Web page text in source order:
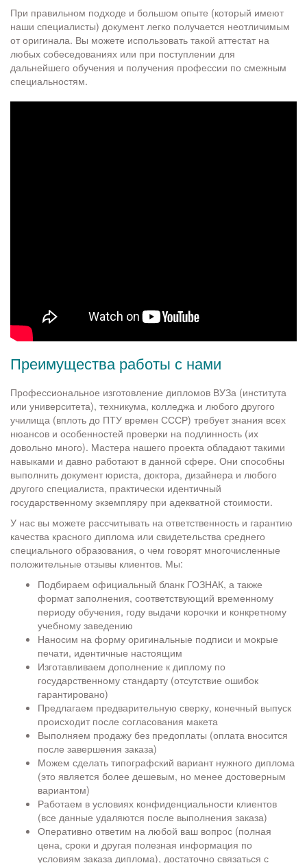
При правильном подходе и большом опыте (который имеют
наши специалисты) документ легко получается неотличимым
от оригинала. Вы можете использовать такой аттестат на
любых собеседованиях или при поступлении для
дальнейшего обучения и получения профессии по смежным
специальностям.
Преимущества работы с нами
Профессиональное изготовление дипломов ВУЗа (института
или университета), техникума, колледжа и любого другого
училища (вплоть до ПТУ времен СССР) требует знания всех
нюансов и особенностей проверки на подлинность (их
довольно много). Мастера нашего проекта обладают такими
навыками и давно работают в данной сфере. Они способны
выполнить документ юриста, доктора, дизайнера и любого
другого специалиста, практически идентичный
государственному экземпляру при адекватной стоимости.
У нас вы можете рассчитывать на ответственность и гарантию
качества красного диплома или свидетельства среднего
специального образования, о чем говорят многочисленные
положительные отзывы клиентов. Мы:
Подбираем официальный бланк ГОЗНАК, а также
формат заполнения, соответствующий временному
периоду обучения, году выдачи корочки и конкретному
учебному заведению
Наносим на форму оригинальные подписи и мокрые
печати, идентичные настоящим
Изготавливаем дополнение к диплому по
государственному стандарту (отсутствие ошибок
гарантировано)
Предлагаем предварительную сверку, конечный выпуск
происходит после согласования макета
Выполняем продажу без предоплаты (оплата вносится
после завершения заказа)
Можем сделать типографский вариант нужного диплома
(это является более дешевым, но менее достоверным
вариантом)
Работаем в условиях конфиденциальности клиентов
(все данные удаляются после выполнения заказа)
Оперативно ответим на любой ваш вопрос (полная
цена, сроки и другая полезная информация по
условиям заказа диплома), достаточно связаться с